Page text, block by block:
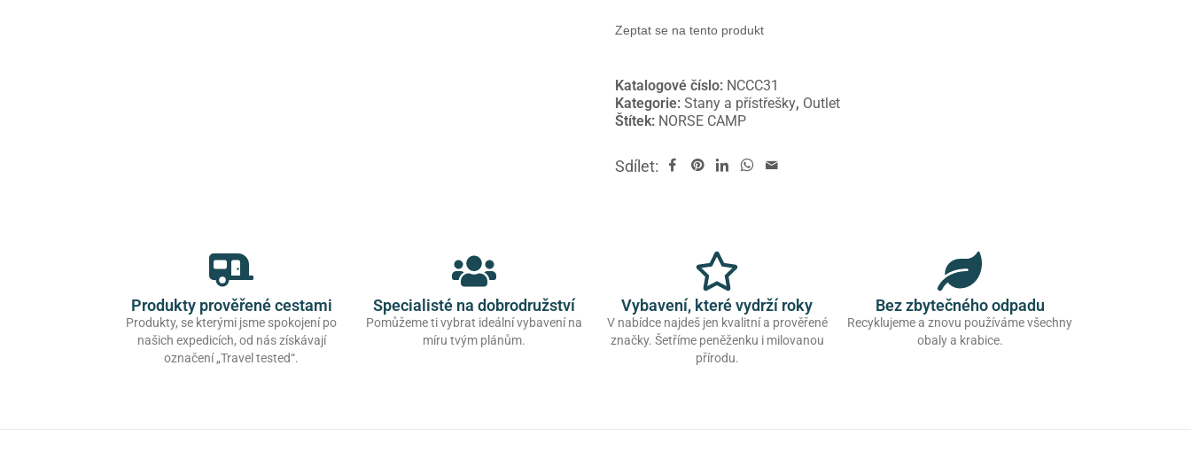
Zeptat se na tento produkt
Katalogové číslo: NCCC31
Kategorie:Stany a přístřešky, Outlet
Štítek: NORSE CAMP
Sdílet:
Produkty prověřené cestami
Produkty, se kterými jsme spokojení po
našich expedicích, od nás získávají
označení „Travel tested“.
Specialisté na dobrodružství
Pomůžeme ti vybrat ideální vybavení na
míru tvým plánům.
Vybavení, které vydrží roky
V nabídce najdeš jen kvalitní a prověřené
značky. Šetříme peněženku i milovanou
přírodu.
Bez zbytečného odpadu
Recyklujeme a znovu používáme všechny
obaly a krabice.